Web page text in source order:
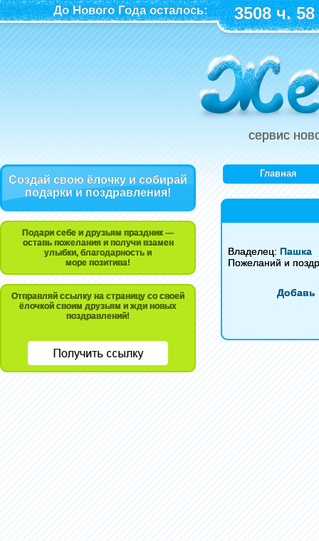
До Нового Года осталось: 3508 ч.
сервис
Создай свою ёлочку и собирай
подарки и поздравления!
Подари себе и друзьям праздник —
оставь пожелания и получи взамен
улыбки, благодарность и
море позитива!
Отправляй ссылку на страницу со своей
ёлочкой своим друзьям и жди новых
поздравлений!
Главная
Владелец: Пашка
Пожеланий и
Добавь